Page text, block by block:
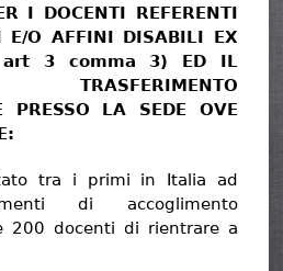
I DOCENTI REFERENTI
E/O AFFINI DISABILI EX
art 3 comma 3) ED IL
TRASFERIMENTO
PRESSO LA SEDE OVE
tra i primi in Italia ad
di accoglimento
200 docenti di rientrare a